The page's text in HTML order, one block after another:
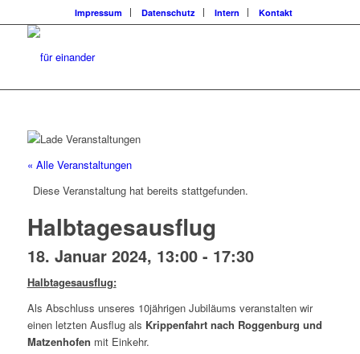
Impressum Datenschutz Intern Kontakt
« Alle Veranstaltungen
Diese Veranstaltung hat bereits stattgefunden.
Halbtagesausflug
18. Januar 2024, 13:00- 17:30
Halbtagesausflug:
Als Abschluss unseres 10jährigen Jubiläums veranstalten wir
einen letzten Ausflug als Krippenfahrt nach Roggenburg und
Matzenhofen mit Einkehr.